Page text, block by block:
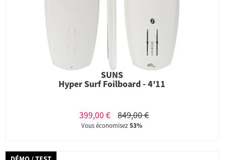
SUNS
Hyper Surf Foilboard - 4'11
399,00 € 849,00 €
Vous économisez53%